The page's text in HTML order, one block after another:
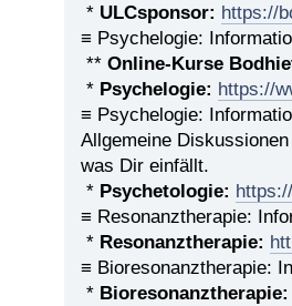
* ULCsponsor: https://
≡ Psychelogie:
** Online-Kurse
* Psychelogie: https://
≡ Psychelogie:
Allgemeine
was Dir einfällt.
* Psychetologie:
≡ Resonanztherapie:
* Resonanztherapie:
≡ Bioresonanztherapie:
* Bioresonanztherapie: